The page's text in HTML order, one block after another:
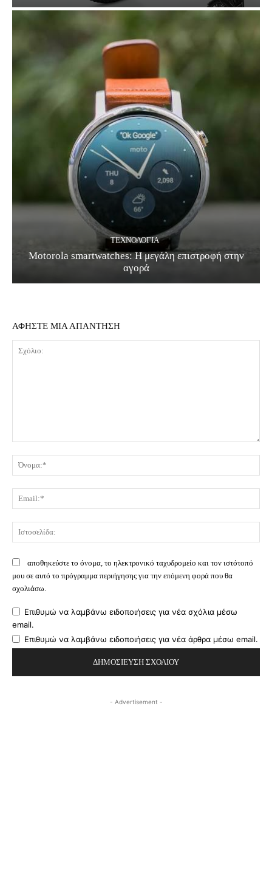
ΤΕΧΝΟΛΟΓΊΑ
Motorola smartwatches: Η μεγάλη επιστροφή στην
αγορά
ΑΦΗΣΤΕ ΜΙΑ ΑΠΑΝΤΗΣΗ
αποθηκεύστε το όνομα, το ηλεκτρονικό ταχυδρομείο και τον ιστότοπό
μου σε αυτό το πρόγραμμα περιήγησης για την επόμενη φορά που θα
σχολιάσω.
Επιθυμώ να λαμβάνω ειδοποιήσεις για νέα σχόλια μέσω
email.
Επιθυμώ να λαμβάνω ειδοποιήσεις για νέα άρθρα μέσω email.
- Advertisement -